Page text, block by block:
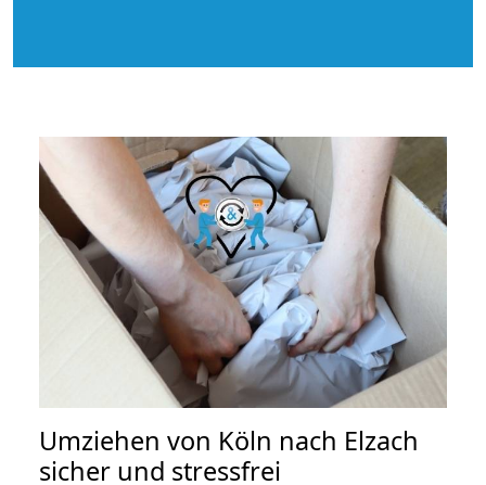
Umziehen von Köln nach Elzach
sicher und stressfrei